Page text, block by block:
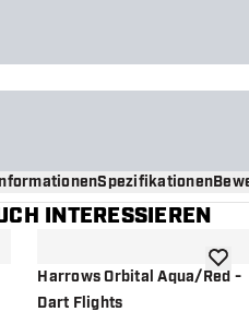
Spezifikationen
INTERESSIEREN
hinzufügen
Harrows Orbital Aqua/Red -
Dart Flights
Zur